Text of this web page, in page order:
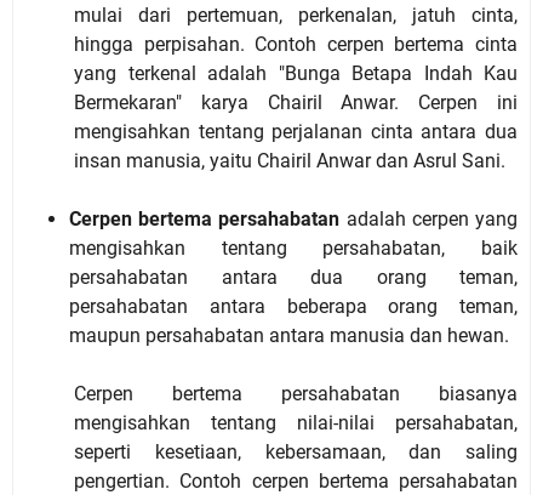
mulai dari pertemuan, perkenalan, jatuh cinta,
hingga perpisahan. Contoh cerpen bertema cinta
yang terkenal adalah "Bunga Betapa Indah Kau
Bermekaran" karya Chairil Anwar. Cerpen ini
mengisahkan tentang perjalanan cinta antara dua
insan manusia, yaitu Chairil Anwar dan Asrul Sani.
Cerpen bertema persahabatan adalah cerpen yang
mengisahkan tentang persahabatan, baik
persahabatan antara dua orang teman,
persahabatan antara beberapa orang teman,
maupun persahabatan antara manusia dan hewan.
Cerpen bertema persahabatan biasanya
mengisahkan tentang nilai-nilai persahabatan,
seperti kesetiaan, kebersamaan, dan saling
pengertian. Contoh cerpen bertema persahabatan